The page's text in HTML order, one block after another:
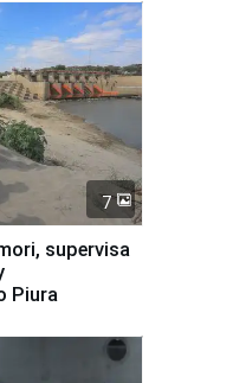
7
supervisa
Piura